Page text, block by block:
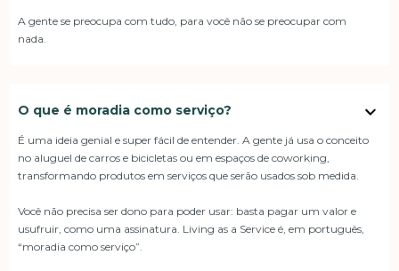
A gente se preocupa com tudo, para você não se preocupar com
nada.
O que é moradia como serviço?
É uma ideia genial e super fácil de entender. A gente já usa o conceito
no aluguel de carros e bicicletas ou em espaços de coworking,
transformando produtos em serviços que serão usados sob medida.
Você não precisa ser dono para poder usar: basta pagar um valor e
usufruir, como uma assinatura. Living as a Service é, em português,
“moradia como serviço”.